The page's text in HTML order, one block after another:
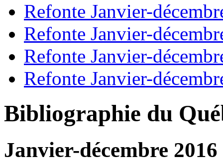
Refonte Janvier-
Refonte Janvier-
Refonte Janvier-
Refonte Janvier-
Bibliographie du
Janvier-décembre 2016